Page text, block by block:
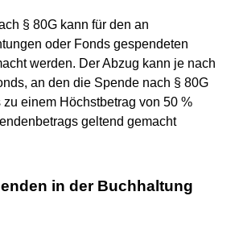
§ 80G kann für den an
oder Fonds gespendeten
werden. Der Abzug kann je nach
an den die Spende nach § 80G
einem Höchstbetrag von 50 %
geltend gemacht
in der Buchhaltung